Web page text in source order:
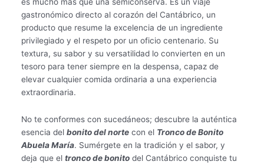
gastronómico directo al corazón del Cantábrico, un
producto que resume la excelencia de un ingrediente
privilegiado y el respeto por un oficio centenario. Su
textura, su sabor y su versatilidad lo convierten en un
tesoro para tener siempre en la despensa, capaz de
elevar cualquier comida ordinaria a una experiencia
extraordinaria.
No te conformes con sucedáneos; descubre la auténtica
esencia del bonito del nortecon el Tronco de Bonito
Abuela María. Sumérgete en la tradición y el sabor, y
deja que el tronco de bonitodel Cantábrico conquiste tu